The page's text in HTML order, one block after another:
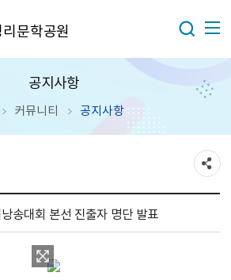
문학공원
공지사항
커뮤니티 공지사항
송대회 본선 진출자 명단 발표